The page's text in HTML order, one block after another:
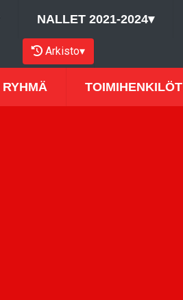
NALLET 2021-2024▾
Arkisto▾
RYHMÄ TOIMIHENKILÖT